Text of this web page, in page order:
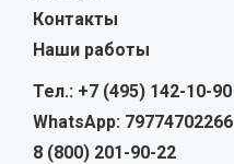
Контакты
Наши работы
Тел.: +7 (495) 142-10-90
WhatsApp: 79774702266
8 (800) 201-90-22